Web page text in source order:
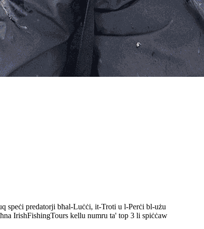
speċi predatorji bħal-Luċċi, it-Troti u l-Perċi bl-użu
IrishFishingTours kellu numru ta' top 3 li spiċċaw